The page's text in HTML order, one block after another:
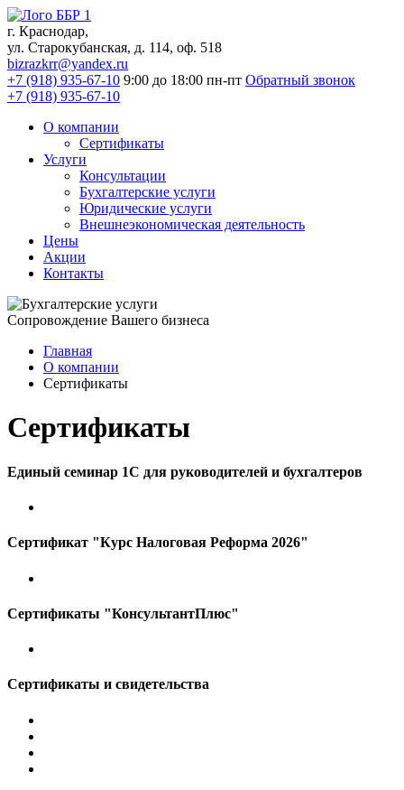
г. Краснодар,
ул. Старокубанская, д. 114, оф. 518
bizrazkrr@yandex.ru
+7 (918) 935-67-10 9:00 до 18:00 пн-пт Обратный звонок
+7 (918) 935-67-10
О компании
Сертификаты
Услуги
Консультации
Бухгалтерские услуги
Юридические услуги
Внешнеэкономическая деятельность
Цены
Акции
Контакты
Сопровождение Вашего бизнеса
Главная
О компании
Сертификаты
Сертификаты
Единый семинар 1С для руководителей и бухгалтеров
Сертификат "Курс Налоговая Реформа 2026"
Сертификаты "КонсультантПлюс"
Сертификаты и свидетельства